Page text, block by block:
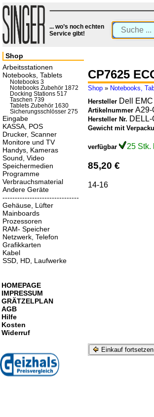
... wo’s noch echten
Service gibt!
CP7625
Shop » Notebooks,
Hersteller Dell EMC
Artikelnummer A29-
Hersteller Nr.
Gewicht mit
verfügbar 25 Stk.
85,20 €
14-16
Einkauf fortsetzen
Shop
Arbeitsstationen
Notebooks, Tablets
Notebooks 3
Notebooks Zubehör 1872
Docking Stations 517
Taschen 739
Tablets Zubehör 1630
Sicherungsschlösser 275
Eingabe
KASSA, POS
Drucker, Scanner
Monitore und TV
Handys, Kameras
Sound, Video
Speichermedien
Programme
Verbrauchsmaterial
Andere Geräte
-------------------------------
Gehäuse, Lüfter
Mainboards
Prozessoren
RAM- Speicher
Netzwerk, Telefon
Grafikkarten
Kabel
SSD, HD, Laufwerke
HOMEPAGE
IMPRESSUM
GRÄTZELPLAN
AGB
Hilfe
Kosten
Widerruf